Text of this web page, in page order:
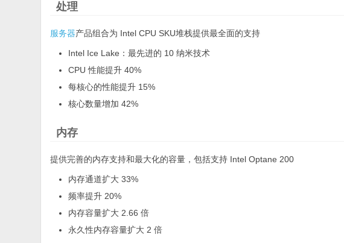
处理
服务器产品组合为 Intel CPU SKU堆栈提供最全面的支持
Intel Ice Lake：最先进的 10 纳米技术
CPU 性能提升 40%
每核心的性能提升 15%
核心数量增加 42%
内存
提供完善的内存支持和最大化的容量，包括支持 Intel Optane 200
内存通道扩大 33%
频率提升 20%
内存容量扩大 2.66 倍
永久性内存容量扩大 2 倍